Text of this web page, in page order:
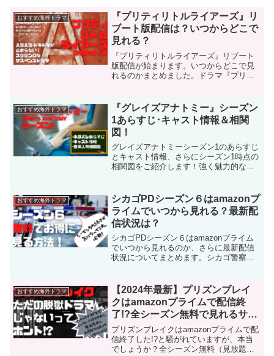
おすすめ海外ドラマ
『プリティリトルライアーズ』リ
ブート版配信は？いつからどこで
見れる？
『プリティリトルライアーズ』リブート
版配信が始まります。いつからどこで見
れるのかまとめました。ドラマ『プリテ
はZ世代の新たな女子高生が謎の襲撃
者”A”に翻弄されるストーリーです。
おすすめ海外ドラマ
『グレイズアナトミー』シーズン
1あらすじ･キャスト情報＆相関
図！
グレイズアナトミーシーズン1のあらすじ
とキャスト情報、さらにシーズン1時点の
相関図をご紹介します！強く魅力的な女
スピレーションになるハマる医療ドラマ
です。感動的なストーリーと女性医師た
ちのプロフェッショナリズムがトクに魅
力です。ぜひ彼女たちの物語に触れてく
ださい！
おすすめ海外ドラマ
シカゴPDシーズン６はamazonプ
ライムでいつから見れる？最新配
信状況は？
シカゴPDシーズン６はamazonプライム
でいつから見れるのか、さらに最新配信
状況についてまとめます。シカゴ警察の
ついにシーズン６も見放題配信中！
おすすめ海外ドラマ
【2024年最新】プリズンブレイ
クはamazonプライムで配信終
了!?全シーズン無料で見れるサブ
スクは？
プリズンブレイクはamazonプライムで配
信終了した!?と騒がれていますが、本当
でしょうか？全シーズン無料（見放題）